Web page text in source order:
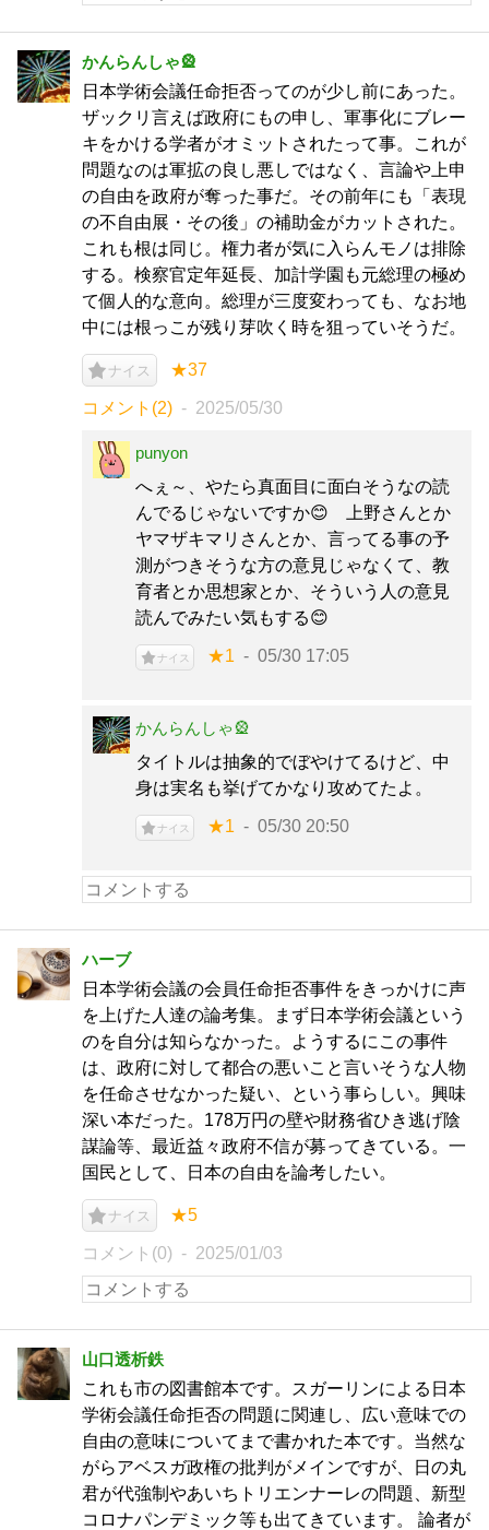
かんらんしゃ🎡
日本学術会議任命拒否ってのが少し前にあった。
ザックリ言えば政府にもの申し、軍事化にブレー
キをかける学者がオミットされたって事。これが
問題なのは軍拡の良し悪しではなく、言論や上申
の自由を政府が奪った事だ。その前年にも「表現
の不自由展・その後」の補助金がカットされた。
これも根は同じ。権力者が気に入らんモノは排除
する。検察官定年延長、加計学園も元総理の極め
て個人的な意向。総理が三度変わっても、なお地
中には根っこが残り芽吹く時を狙っていそうだ。
ナイス ★37
コメント(2) 2025/05/30
punyon
へぇ～、やたら真面目に面白そうなの読
んでるじゃないですか😊 上野さんとか
ヤマザキマリさんとか、言ってる事の予
測がつきそうな方の意見じゃなくて、教
育者とか思想家とか、そういう人の意見
読んでみたい気もする😊
ナイス ★1 05/30 17:05
かんらんしゃ🎡
タイトルは抽象的でぼやけてるけど、中
身は実名も挙げてかなり攻めてたよ。
ナイス ★1 05/30 20:50
ハーブ
日本学術会議の会員任命拒否事件をきっかけに声
を上げた人達の論考集。まず日本学術会議という
のを自分は知らなかった。ようするにこの事件
は、政府に対して都合の悪いこと言いそうな人物
を任命させなかった疑い、という事らしい。興味
深い本だった。178万円の壁や財務省ひき逃げ陰
謀論等、最近益々政府不信が募ってきている。一
国民として、日本の自由を論考したい。
ナイス ★5
コメント(0) 2025/01/03
山口透析鉄
これも市の図書館本です。スガーリンによる日本
学術会議任命拒否の問題に関連し、広い意味での
自由の意味についてまで書かれた本です。当然な
がらアベスガ政権の批判がメインですが、日の丸
君が代強制やあいちトリエンナーレの問題、新型
コロナパンデミック等も出てきています。 論者が